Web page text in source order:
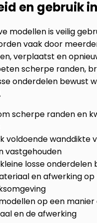
en gebruik
modellen is veilig
vaak door
verplaatst en
scherpe randen,
onderdelen bewust
scherpe randen en
voldoende wanddikte
vastgehouden
losse onderdelen
en afwerking op
op een
en de afwerking